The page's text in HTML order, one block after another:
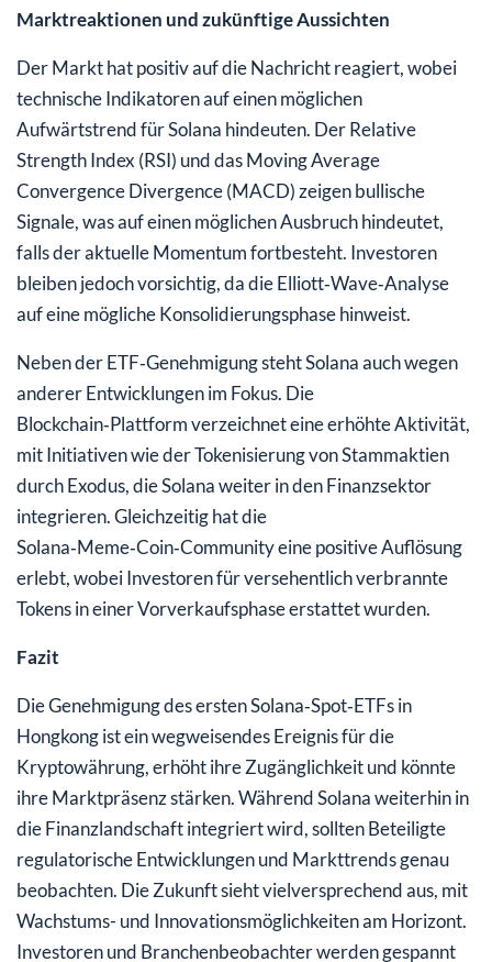
Marktreaktionen und zukünftige Aussichten
Der Markt hat positiv auf die Nachricht reagiert, wobei
technische Indikatoren auf einen möglichen
Aufwärtstrend für Solana hindeuten. Der Relative
Strength Index (RSI) und das Moving Average
Convergence Divergence (MACD) zeigen bullische
Signale, was auf einen möglichen Ausbruch hindeutet,
falls der aktuelle Momentum fortbesteht. Investoren
bleiben jedoch vorsichtig, da die Elliott‑Wave‑Analyse
auf eine mögliche Konsolidierungsphase hinweist.
Neben der ETF‑Genehmigung steht Solana auch wegen
anderer Entwicklungen im Fokus. Die
Blockchain‑Plattform verzeichnet eine erhöhte Aktivität,
mit Initiativen wie der Tokenisierung von Stammaktien
durch Exodus, die Solana weiter in den Finanzsektor
integrieren. Gleichzeitig hat die
Solana‑Meme‑Coin‑Community eine positive Auflösung
erlebt, wobei Investoren für versehentlich verbrannte
Tokens in einer Vorverkaufsphase erstattet wurden.
Fazit
Die Genehmigung des ersten Solana‑Spot‑ETFs in
Hongkong ist ein wegweisendes Ereignis für die
Kryptowährung, erhöht ihre Zugänglichkeit und könnte
ihre Marktpräsenz stärken. Während Solana weiterhin in
die Finanzlandschaft integriert wird, sollten Beteiligte
regulatorische Entwicklungen und Markttrends genau
beobachten. Die Zukunft sieht vielversprechend aus, mit
Wachstums- und Innovationsmöglichkeiten am Horizont.
Investoren und Branchenbeobachter werden gespannt